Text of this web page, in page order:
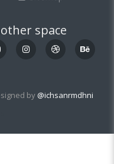
space
by @ichsanrmdhni